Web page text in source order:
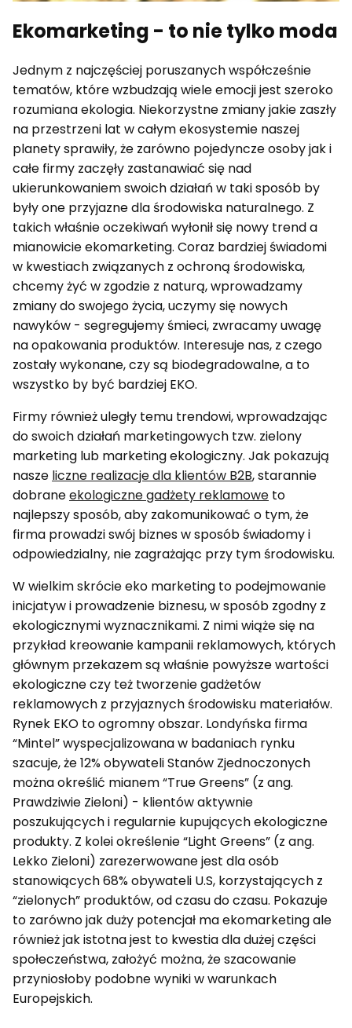
Ekomarketing - to nie tylko moda
Jednym z najczęściej poruszanych współcześnie
tematów, które wzbudzają wiele emocji jest szeroko
rozumiana ekologia. Niekorzystne zmiany jakie zaszły
na przestrzeni lat w całym ekosystemie naszej
planety sprawiły, że zarówno pojedyncze osoby jak i
całe firmy zaczęły zastanawiać się nad
ukierunkowaniem swoich działań w taki sposób by
były one przyjazne dla środowiska naturalnego. Z
takich właśnie oczekiwań wyłonił się nowy trend a
mianowicie ekomarketing. Coraz bardziej świadomi
w kwestiach związanych z ochroną środowiska,
chcemy żyć w zgodzie z naturą, wprowadzamy
zmiany do swojego życia, uczymy się nowych
nawyków - segregujemy śmieci, zwracamy uwagę
na opakowania produktów. Interesuje nas, z czego
zostały wykonane, czy są biodegradowalne, a to
wszystko by być bardziej EKO.
Firmy również uległy temu trendowi, wprowadzając
do swoich działań marketingowych tzw. zielony
marketing lub marketing ekologiczny. Jak pokazują
nasze liczne realizacje dla klientów B2B, starannie
dobraneekologiczne gadżety reklamowe to
najlepszy sposób, aby zakomunikować o tym, że
firma prowadzi swój biznes w sposób świadomy i
odpowiedzialny, nie zagrażając przy tym środowisku.
W wielkim skrócie eko marketing to podejmowanie
inicjatyw i prowadzenie biznesu, w sposób zgodny z
ekologicznymi wyznacznikami. Z nimi wiąże się na
przykład kreowanie kampanii reklamowych, których
głównym przekazem są właśnie powyższe wartości
ekologiczne czy też tworzenie gadżetów
reklamowych z przyjaznych środowisku materiałów.
Rynek EKO to ogromny obszar. Londyńska firma
“Mintel” wyspecjalizowana w badaniach rynku
szacuje, że 12% obywateli Stanów Zjednoczonych
można określić mianem “True Greens” (z ang.
Prawdziwie Zieloni) - klientów aktywnie
poszukujących i regularnie kupujących ekologiczne
produkty. Z kolei określenie “Light Greens” (z ang.
Lekko Zieloni) zarezerwowane jest dla osób
stanowiących 68% obywateli U.S, korzystających z
“zielonych” produktów, od czasu do czasu. Pokazuje
to zarówno jak duży potencjał ma ekomarketing ale
również jak istotna jest to kwestia dla dużej części
społeczeństwa, założyć można, że szacowanie
przyniosłoby podobne wyniki w warunkach
Europejskich.